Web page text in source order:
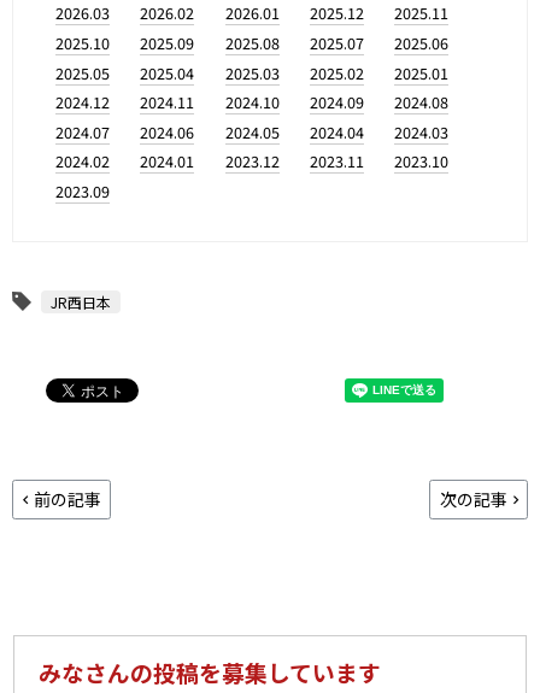
2026.03
2026.02 2026.01 2025.12
2025.11
2025.10
2025.09 2025.08 2025.07
2025.06
2025.05
2025.04 2025.03 2025.02
2025.01
2024.12
2024.11 2024.10 2024.09
2024.08
2024.07
2024.06 2024.05 2024.04
2024.03
2024.02
2024.01 2023.12 2023.11
2023.10
2023.09
JR西日本
前の記事 次の記事
みなさんの投稿を募集しています